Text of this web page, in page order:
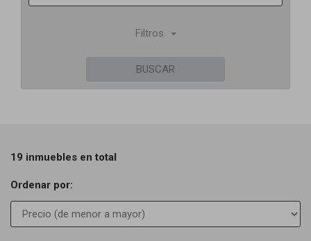
Filtros
BUSCAR
19 inmuebles en total
Ordenar por: